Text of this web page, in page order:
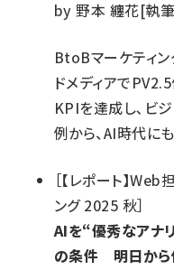
by野本 纏花[執
BtoBマーケティ
ドメディアで
KPIを達成し､ビ
例から、AI時代に
［【レポート】
ング 2025 秋］
AIを“優秀なアナ
の条件 明日から